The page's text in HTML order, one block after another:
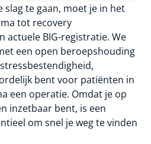
slag te gaan, moet je in het
tot recovery
actuele BIG-registratie. We
een open beroepshouding
bent voor patiënten in
een operatie. Omdat je op
inzetbaar bent, is een
om snel je weg te vinden